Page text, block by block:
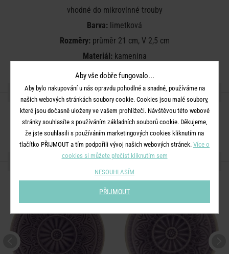
vhodné do mikrovlnné trouby
Barva: limetková
Rozměry:průměr 21 cm, V 2,5 cm
Materiál:kamenina
SDÍLEJTE S PŘÁTELI
DALŠÍ PRODUKTY ZE SÉRIE
Aby vše dobře fungovalo...
Aby bylo nakupování u nás opravdu pohodlné a snadné, používáme na
našich webových stránkách soubory cookie. Cookies jsou malé soubory,
které jsou dočasně uloženy ve vašem prohlížeči. Návštěvou této webové
stránky souhlasíte s používáním základních souborů cookie. Děkujeme,
že jste souhlasili s používáním marketingových cookies kliknutím na
tlačítko PŘIJMOUT a tím podpořili vývoj našich webových stránek. Více o
cookies si můžete přečíst kliknutím sem
NESOUHLASÍM
PŘIJMOUT